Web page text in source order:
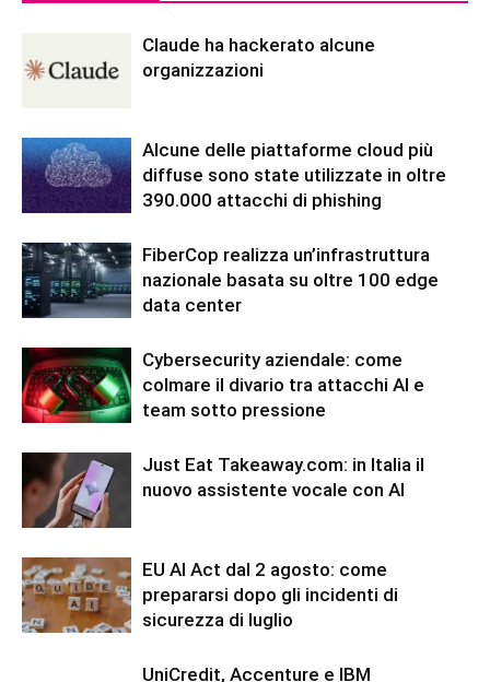
Claude ha hackerato alcune
organizzazioni
Alcune delle piattaforme cloud più
diffuse sono state utilizzate in oltre
390.000 attacchi di phishing
FiberCop realizza un’infrastruttura
nazionale basata su oltre 100 edge
data center
Cybersecurity aziendale: come
colmare il divario tra attacchi AI e
team sotto pressione
Just Eat Takeaway.com: in Italia il
nuovo assistente vocale con AI
EU AI Act dal 2 agosto: come
prepararsi dopo gli incidenti di
sicurezza di luglio
UniCredit, Accenture e IBM